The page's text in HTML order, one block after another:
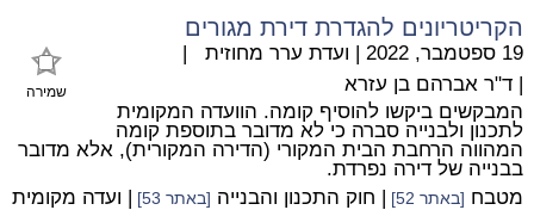
הקריטריונים להגדרת דירת מגורים
שמירה
19 ספטמבר, 2022 | ועדת ערר מחוזית|
| ד"ר אברהם בן עזרא
המבקשים ביקשו להוסיף קומה. הוועדה המקומית
לתכנון ולבנייה סברה כי לא מדובר בתוספת קומה
המהווה הרחבת הבית המקורי (הדירה המקורית), אלא מדובר
בבנייה של דירה נפרדת.
מטבח [באתר 52] | חוק התכנון והבנייה [באתר 53] | ועדה מקומית